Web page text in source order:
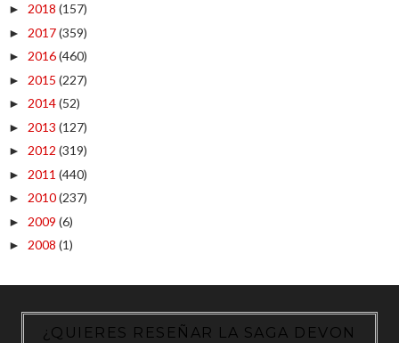
► 2018 (157)
► 2017(359)
► 2016(460)
► 2015 (227)
► 2014(52)
► 2013 (127)
► 2012 (319)
► 2011 (440)
► 2010(237)
► 2009 (6)
► 2008 (1)
¿QUIERES RESEÑAR LA SAGA DEVON